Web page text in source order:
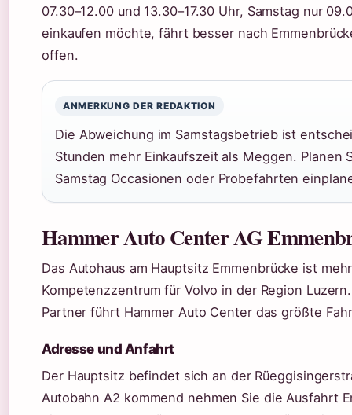
07.30–12.00 und 13.30–17.30 Uhr, Samstag nur
einkaufen möchte, fährt besser nach
offen.
ANMERKUNG DER REDAKTION
Die Abweichung im Samstagsbetrieb ist
Stunden mehr Einkaufszeit als Meggen. Planen
Samstag Occasionen oder Probefahrten
Hammer Auto Center AG
Das Autohaus am Hauptsitz Emmenbrücke ist
Kompetenzzentrum für Volvo in der Region
Partner führt Hammer Auto Center das größte
Adresse und Anfahrt
Der Hauptsitz befindet sich an der
Autobahn A2 kommend nehmen Sie die Ausfahrt